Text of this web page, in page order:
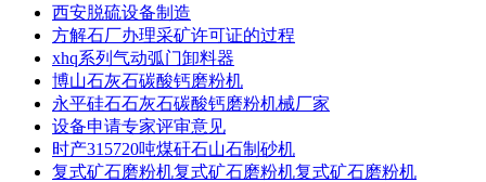
西安脱硫设备制造
方解石厂办理采矿许可证的过程
xhq系列气动弧门卸料器
博山石灰石碳酸钙磨粉机
永平硅石石灰石碳酸钙磨粉机械厂家
设备申请专家评审意见
时产315720吨煤矸石山石制砂机
复式矿石磨粉机复式矿石磨粉机复式矿石磨粉机